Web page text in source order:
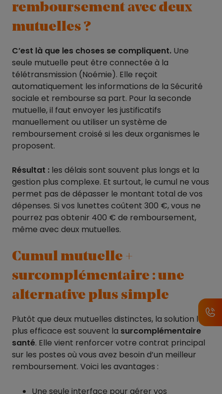
remboursement avec deux
mutuelles ?
C’est là que les choses se compliquent. Une
seule mutuelle peut être connectée à la
télétransmission (Noémie). Elle reçoit
automatiquement les informations de la Sécurité
sociale et rembourse sa part. Pour la seconde
mutuelle, il faut envoyer les justificatifs
manuellement ou utiliser un système de
remboursement croisé si les deux organismes le
proposent.
Résultat : les délais sont souvent plus longs et la
gestion plus complexe. Et surtout, le cumul ne vous
permet pas de dépasser le montant total de vos
dépenses. Si vos lunettes coûtent 300 €, vous ne
pourrez pas obtenir 400 € de remboursement,
même avec deux mutuelles.
Cumul mutuelle +
surcomplémentaire : une
alternative plus simple
Plutôt que deux mutuelles distinctes, la solution la
plus efficace est souvent la surcomplémentaire
santé. Elle vient renforcer votre contrat principal
sur les postes où vous avez besoin d’un meilleur
remboursement. Voici les avantages :
Une seule interface pour gérer vos